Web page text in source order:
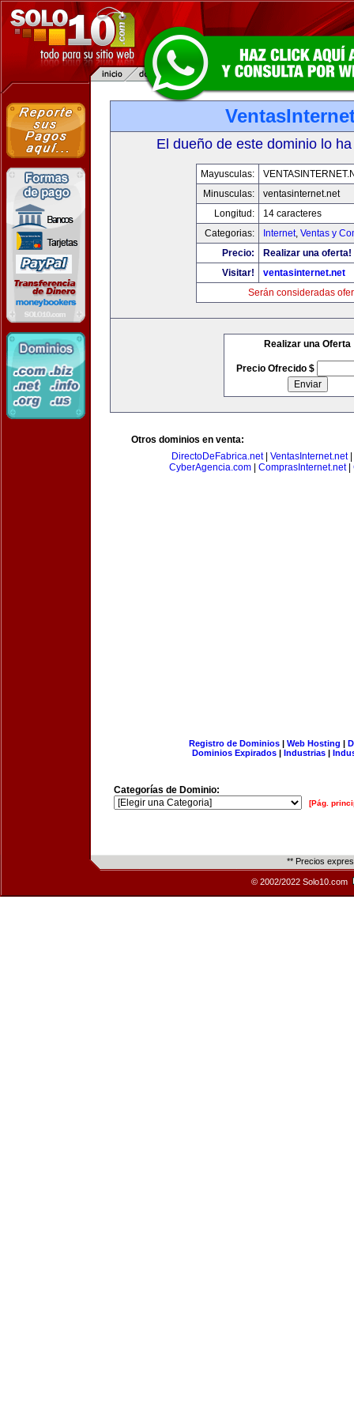
El dueño de este dominio lo
Mayusculas:
Minusculas:
ventasinternet.net
Longitud:
14 caracteres
Categorias:
Internet, Ventas y
Precio:
Realizar una oferta!
Visitar!
ventasinternet.net
Serán consideradas
Realizar una Oferta
Precio Ofrecido $
Otros dominios en venta:
DirectoDeFabrica.net| VentasInternet.net|
CyberAgencia.com| ComprasInternet.net|
Registro de Dominios| Web Hosting |
Dominios Expirados | Industrias |
Categorías de Dominio:
[Pág.
** Precios
© 2002/2022 Solo10.com